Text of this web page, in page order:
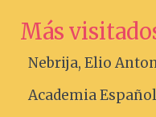
Más
Nebrija, Elio
Academia